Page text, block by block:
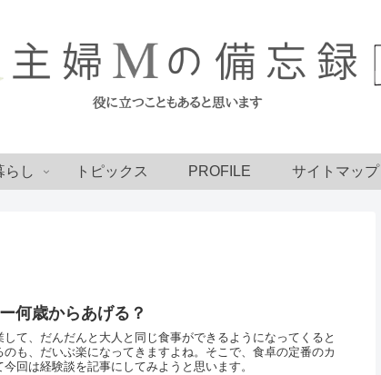
らし トピックス PROFILE サイトマップ
何歳からあげる？
して、だんだんと大人と同じ食事ができるようになってくると
のも、だいぶ楽になってきますよね。そこで、食卓の定番のカ
今回は経験談を記事にしてみようと思います。